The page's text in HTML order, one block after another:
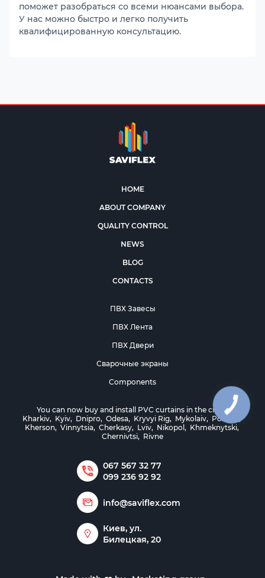
поможет разобраться со всеми нюансами выбора.
У нас можно быстро и легко получить
квалифицированную консультацию.
HOME
ABOUT COMPANY
QUALITY CONTROL
NEWS
BLOG
CONTACTS
ПВХ Завесы
ПВХ Лента
ПВХ Двери
Сварочные экраны
Components
You can now buy and install PVC curtains in the cities:
Kharkiv, Kyiv, Dnipro, Odesa, Kryvyi Rig, Mykolaiv, Poltava
,
Kherson, Vinnytsia, Cherkasy, Lviv, Nikopol , Khmeknytski,
Chernivtsi, Rivne
067 567 32 77
099 236 92 92
info@saviflex.com
Киев, ул.
Билецкая, 20
КНОПКА
ЗВ'ЯЗКУ